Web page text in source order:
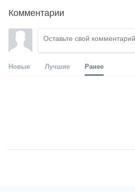
Комментарии
Новые Лучшие Ранее